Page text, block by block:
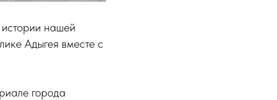
нашей
Адыгея вместе с
города